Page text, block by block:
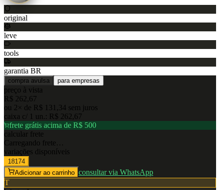
original
leve
tools
garantia BR
compra avulsa para empresas
preço à vista
R$ 262,67
ou
2 × de R$ 131,34 sem juros
caixa c/
1 un.: R$ 262,67
frete grátis acima de R$ 500
calcular frete
Carregando frete…
variações disponíveis
18174
Adicionar ao carrinho consultar via WhatsApp
T